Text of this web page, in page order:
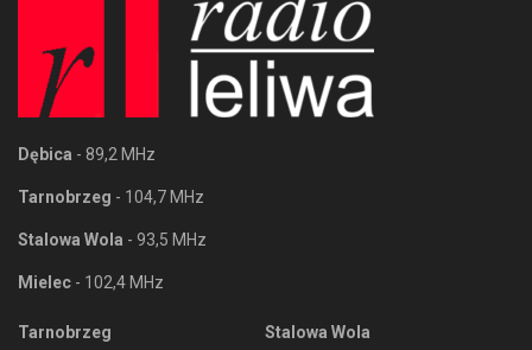
Dębica - 89,2 MHz
Tarnobrzeg - 104,7 MHz
Stalowa Wola - 93,5 MHz
Mielec - 102,4 MHz
Tarnobrzeg
Stalowa Wola